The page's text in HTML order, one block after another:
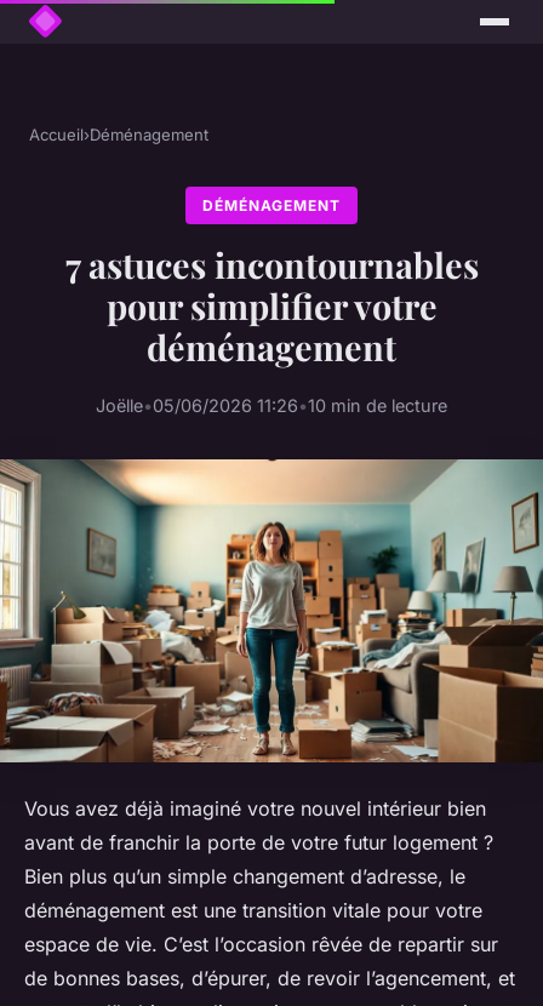
Accueil›Déménagement
DÉMÉNAGEMENT
7 astuces incontournables
pour simplifier votre
déménagement
Joëlle•05/06/2026 11:26•10 min de lecture
Vous avez déjà imaginé votre nouvel intérieur bien
avant de franchir la porte de votre futur logement ?
Bien plus qu’un simple changement d’adresse, le
déménagement est une transition vitale pour votre
espace de vie. C’est l’occasion rêvée de repartir sur
de bonnes bases, d’épurer, de revoir l’agencement, et